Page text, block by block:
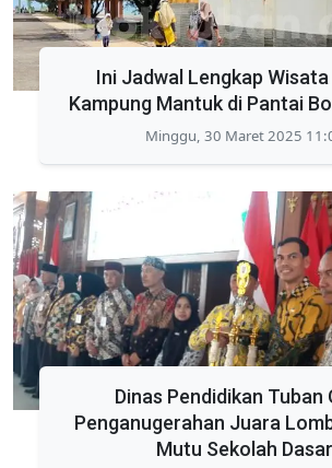
Ini Jadwal Lengkap
Kampung Mantuk di Pantai
Minggu, 30 Maret 2025
Dinas Pendidikan Tuban
Penganugerahan Juara
Mutu Sekolah Dasar